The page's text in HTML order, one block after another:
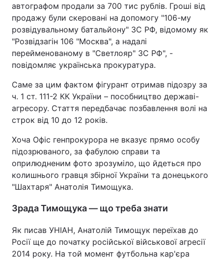
автографом продали за 700 тис рублів. Гроші від
продажу були скеровані на допомогу "106-му
розвідувальному батальйону" ЗС РФ, відомому як
"Розвідзагін 106 "Москва", а надалі
перейменованому в "Светлояр" ЗС РФ", -
повідомляє українська прокуратура.
Саме за цим фактом фігурант отримав підозру за
ч. 1 ст. 111-2 КК України – пособництво державі-
агресору. Стаття передбачає позбавлення волі на
строк від 10 до 12 років.
Хоча Офіс генпрокурора не вказує прямо особу
підозрюваного, за фабулою справи та
оприлюдненим фото зрозуміло, що йдеться про
колишнього гравця збірної України та донецького
"Шахтаря" Анатолія Тимощука.
Зрада Тимощука — що треба знати
Як писав УНІАН, Анатолій Тимощук переїхав до
Росії ще до початку російської військової агресії
2014 року. На той момент футбольна кар'єра